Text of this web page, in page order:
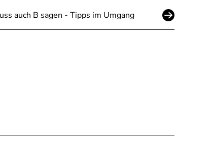
auch B sagen - Tipps im Umgang